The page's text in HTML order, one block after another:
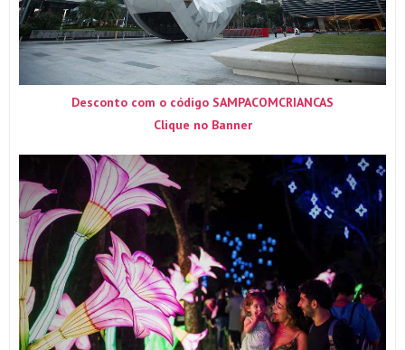
Desconto com o código SAMPACOMCRIANCAS
Clique no Banner